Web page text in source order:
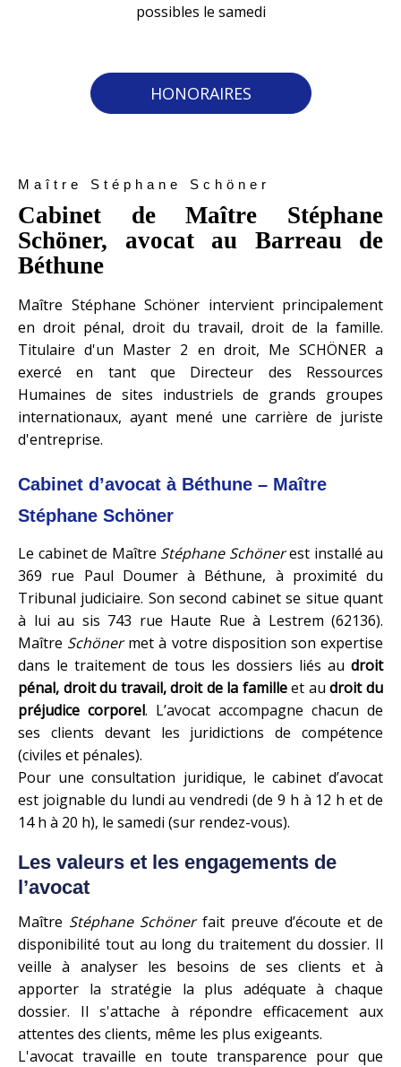
possibles le samedi
HONORAIRES
Maître Stéphane Schöner
Cabinet de Maître Stéphane
Schöner, avocat au Barreau de
Béthune
Maître Stéphane Schöner intervient principalement
en droit pénal, droit du travail, droit de la famille.
Titulaire d'un Master 2 en droit, Me SCHÖNER a
exercé en tant que Directeur des Ressources
Humaines de sites industriels de grands groupes
internationaux, ayant mené une carrière de juriste
d'entreprise.
Cabinet d’avocat à Béthune – Maître
Stéphane Schöner
Le cabinet de Maître Stéphane Schönerest installé au
369 rue Paul Doumer à Béthune, à proximité du
Tribunal judiciaire. Son second cabinet se situe quant
à lui au sis 743 rue Haute Rue à Lestrem (62136).
Maître Schönermet à votre disposition son expertise
dans le traitement de tous les dossiers liés au droit
pénal, droit du travail, droit de la familleet audroit du
préjudice corporel. L’avocat accompagne chacun de
ses clients devant les juridictions de compétence
(civiles et pénales).
Pour une consultation juridique, le cabinet d’avocat
est joignable du lundi au vendredi (de 9 h à 12 h et de
14 h à 20 h), le samedi (sur rendez-vous).
Les valeurs et les engagements de
l’avocat
Maître Stéphane Schönerfait preuve d’écoute et de
disponibilité tout au long du traitement du dossier. Il
veille à analyser les besoins de ses clients et à
apporter la stratégie la plus adéquate à chaque
dossier. Il s'attache à répondre efficacement aux
attentes des clients, même les plus exigeants.
L'avocat travaille en toute transparence pour que